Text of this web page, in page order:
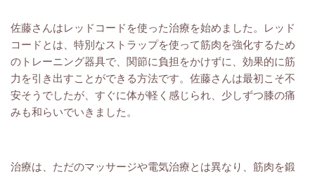
佐藤さんはレッドコードを使った治療を始めました。レッド
コードとは、特別なストラップを使って筋肉を強化するため
のトレーニング器具で、関節に負担をかけずに、効果的に筋
力を引き出すことができる方法です。佐藤さんは最初こそ不
安そうでしたが、すぐに体が軽く感じられ、少しずつ膝の痛
みも和らいでいきました。
治療は、ただのマッサージや電気治療とは異なり、筋肉を鍛